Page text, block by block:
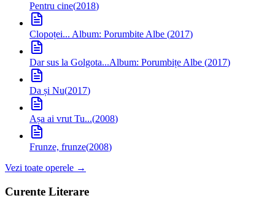
Pentru cine(2018)
Clopoței... Album: Porumbite Albe (2017)
Dar sus la Golgota...Album: Porumbițe Albe (2017)
Da și Nu(2017)
Așa ai vrut Tu...(2008)
Frunze, frunze(2008)
Vezi toate operele →
Curente Literare